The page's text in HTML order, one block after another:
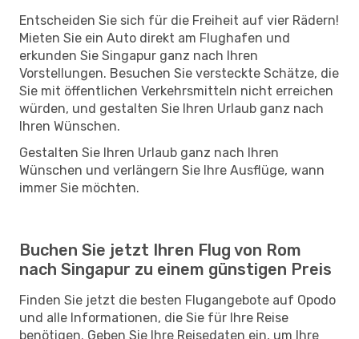
Entscheiden Sie sich für die Freiheit auf vier Rädern!
Mieten Sie ein Auto direkt am Flughafen und
erkunden Sie Singapur ganz nach Ihren
Vorstellungen. Besuchen Sie versteckte Schätze, die
Sie mit öffentlichen Verkehrsmitteln nicht erreichen
würden, und gestalten Sie Ihren Urlaub ganz nach
Ihren Wünschen.
Gestalten Sie Ihren Urlaub ganz nach Ihren
Wünschen und verlängern Sie Ihre Ausflüge, wann
immer Sie möchten.
Buchen Sie jetzt Ihren Flug von Rom
nach Singapur zu einem günstigen Preis
Finden Sie jetzt die besten Flugangebote auf Opodo
und alle Informationen, die Sie für Ihre Reise
benötigen. Geben Sie Ihre Reisedaten ein, um Ihre